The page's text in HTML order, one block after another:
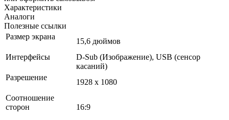
Характеристики
Аналоги
Полезные ссылки
Размер экрана
15,6 дюймов
Интерфейсы
D-Sub (Изображение), USB (сенсор
касаний)
Разрешение
1928 x 1080
Соотношение
сторон
16:9